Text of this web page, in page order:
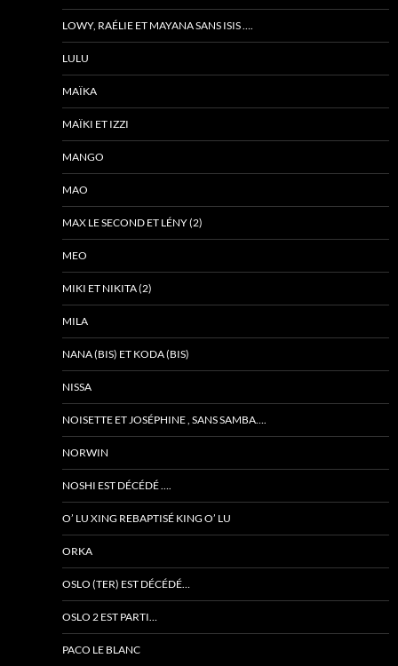
LOWY, RAÉLIE ET MAYANA SANS ISIS ….
LULU
MAÏKA
MAÏKI ET IZZI
MANGO
MAO
MAX LE SECOND ET LÉNY (2)
MEO
MIKI ET NIKITA (2)
MILA
NANA (BIS) ET KODA (BIS)
NISSA
NOISETTE ET JOSÉPHINE , SANS SAMBA….
NORWIN
NOSHI EST DÉCÉDÉ ….
O’ LU XING REBAPTISÉ KING O’ LU
ORKA
OSLO (TER) EST DÉCÉDÉ…
OSLO 2 EST PARTI…
PACO LE BLANC